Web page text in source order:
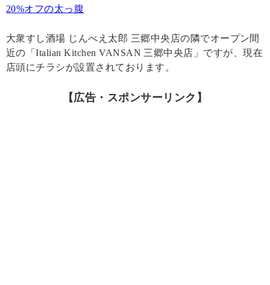
20%オフの太っ腹
大衆すし酒場 じんべえ太郎 三郷中央店の隣でオープン間
近の「Italian Kitchen VANSAN 三郷中央店」ですが、現在
店頭にチラシが設置されております。
【広告・スポンサーリンク】